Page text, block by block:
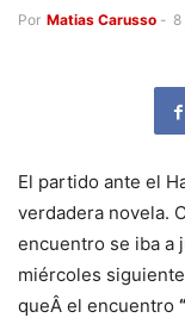
Por Matias Carusso - 8
El partido ante el
verdadera novela.
encuentro se iba a
miércoles
queÂ el encuentro